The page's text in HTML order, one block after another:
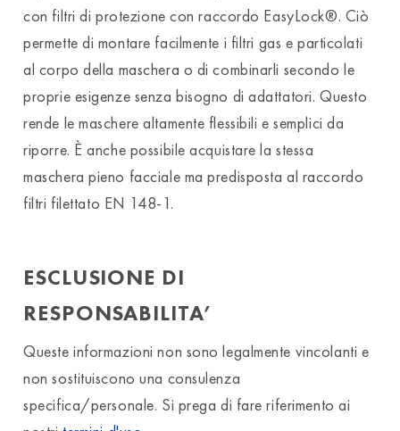
con filtri di protezione con raccordo EasyLock®. Ciò
permette di montare facilmente i filtri gas e particolati
al corpo della maschera o di combinarli secondo le
proprie esigenze senza bisogno di adattatori. Questo
rende le maschere altamente flessibili e semplici da
riporre. È anche possibile acquistare la stessa
maschera pieno facciale ma predisposta al raccordo
filtri filettato EN 148-1.
ESCLUSIONE DI
RESPONSABILITA’
Queste informazioni non sono legalmente vincolanti e
non sostituiscono una consulenza
specifica/personale. Si prega di fare riferimento ai